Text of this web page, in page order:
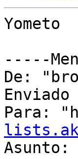
Yometo
-----
De:
Para: